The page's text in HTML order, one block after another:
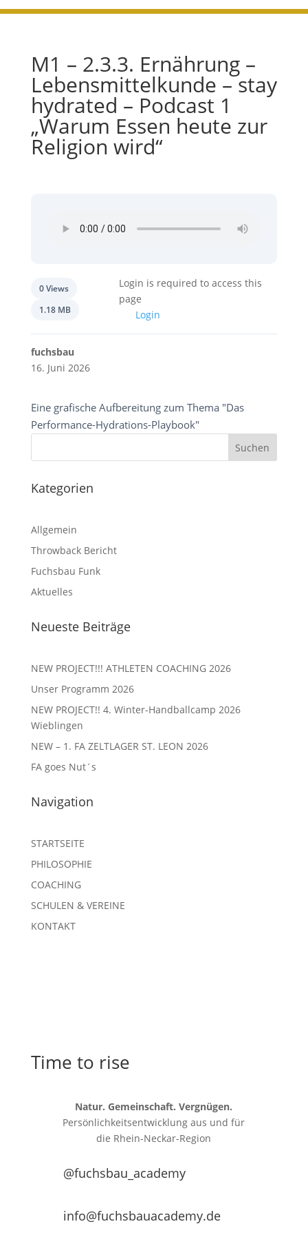
M1 – 2.3.3. Ernährung –
Lebensmittelkunde – stay
hydrated – Podcast 1
„Warum Essen heute zur
Religion wird“
0 Views
1.18 MB
Login is required to access this
page
Login
fuchsbau
16. Juni 2026
Eine grafische Aufbereitung zum Thema "Das
Performance-Hydrations-Playbook"
Kategorien
Allgemein
Throwback Bericht
Fuchsbau Funk
Aktuelles
Neueste Beiträge
NEW PROJECT!!! ATHLETEN COACHING 2026
Unser Programm 2026
NEW PROJECT!! 4. Winter-Handballcamp 2026
Wieblingen
NEW – 1. FA ZELTLAGER ST. LEON 2026
FA goes Nut´s
Navigation
STARTSEITE
PHILOSOPHIE
COACHING
SCHULEN & VEREINE
KONTAKT
Time to rise
Natur. Gemeinschaft. Vergnügen.
Persönlichkeitsentwicklung aus und für
die Rhein-Neckar-Region
@fuchsbau_academy
info@fuchsbauacademy.de